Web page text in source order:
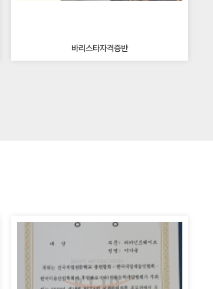
바리스타자격증반